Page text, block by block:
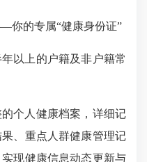
你的专属“健康身份证”
以上的户籍及非户籍常
个人健康档案，详细记
、重点人群健康管理记
现健康信息动态更新与